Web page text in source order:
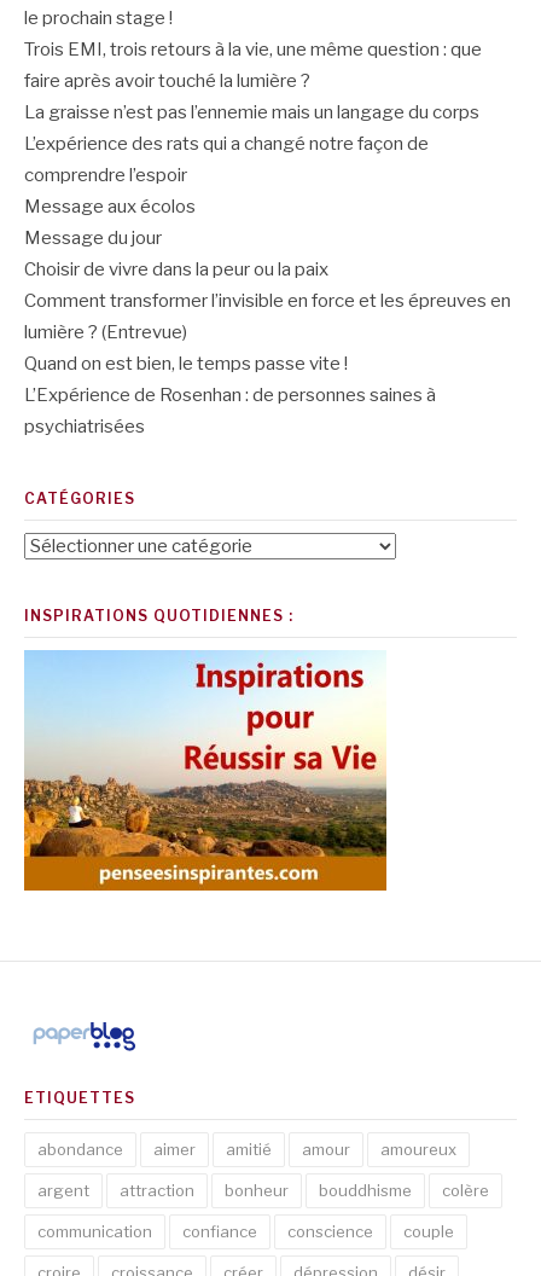
le prochain stage !
Trois EMI, trois retours à la vie, une même question : que
faire après avoir touché la lumière ?
La graisse n’est pas l’ennemie mais un langage du corps
L’expérience des rats qui a changé notre façon de
comprendre l’espoir
Message aux écolos
Message du jour
Choisir de vivre dans la peur ou la paix
Comment transformer l’invisible en force et les épreuves en
lumière ? (Entrevue)
Quand on est bien, le temps passe vite !
L’Expérience de Rosenhan : de personnes saines à
psychiatrisées
CATÉGORIES
Catégories
INSPIRATIONS QUOTIDIENNES :
ETIQUETTES
abondance aimer amitié amour amoureux
argent attraction bonheur bouddhisme colère
communication confiance conscience couple